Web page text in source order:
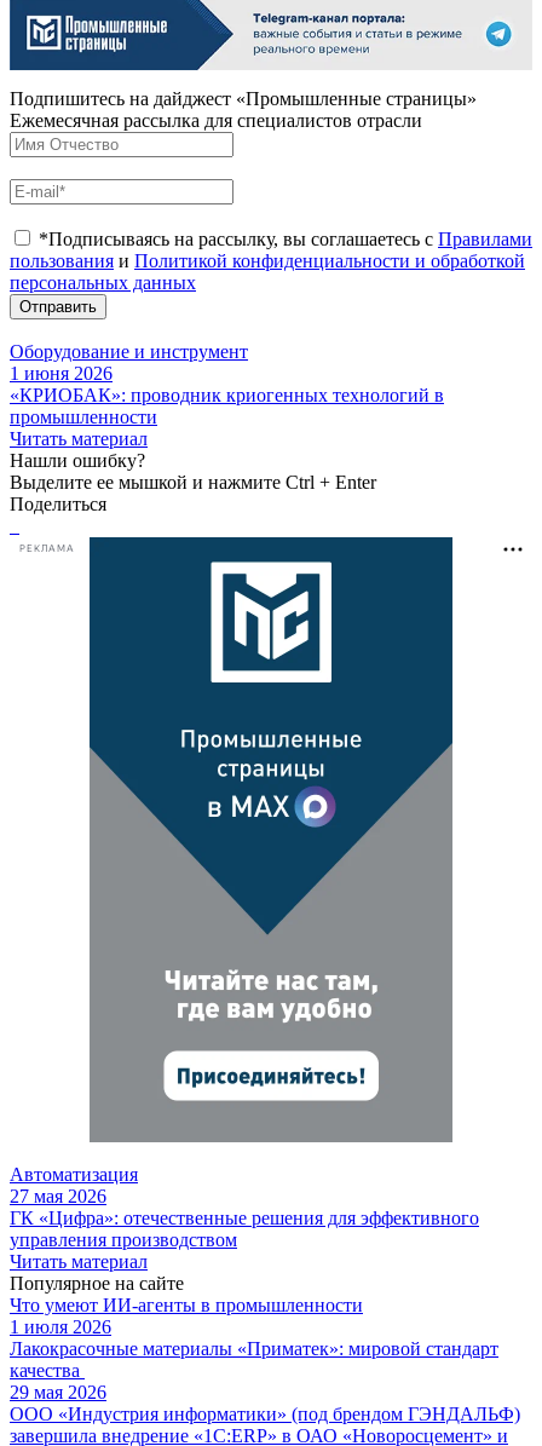
Подпишитесь на дайджест «Промышленные страницы»
Ежемесячная рассылка для специалистов отрасли
*Подписываясь на рассылку, вы соглашаетесь с Правилами
пользования и Политикой конфиденциальности и обработкой
персональных данных
Отправить
Оборудование и инструмент
1 июня 2026
«КРИОБАК»: проводник криогенных технологий в
промышленности
Читать материал
Нашли ошибку?
Выделите ее мышкой и нажмите Ctrl + Enter
Поделиться
РЕКЛАМА
Автоматизация
27 мая 2026
ГК «Цифра»: отечественные решения для эффективного
управления производством
Читать материал
Популярное на сайте
Что умеют ИИ-агенты в промышленности
1 июля 2026
Лакокрасочные материалы «Приматек»: мировой стандарт
качества
29 мая 2026
ООО «Индустрия информатики» (под брендом ГЭНДАЛЬФ)
завершила внедрение «1С:ERP» в ОАО «Новоросцемент» и